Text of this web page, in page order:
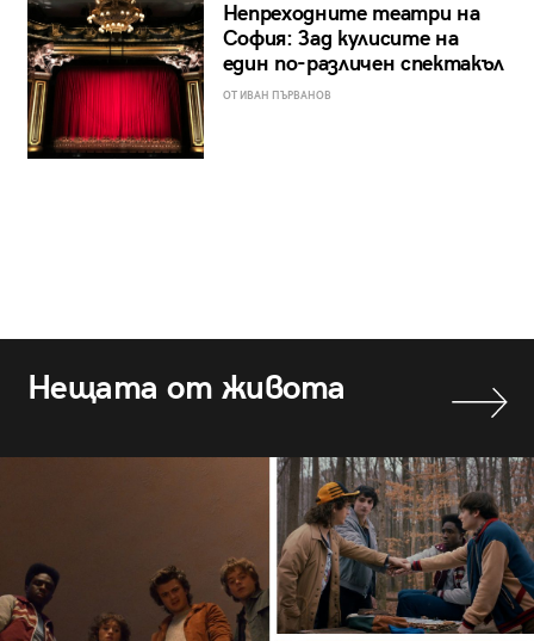
Непреходните театри на
София: Зад кулисите на
един по-различен спектакъл
ОТ ИВАН ПЪРВАНОВ
Нещата от живота